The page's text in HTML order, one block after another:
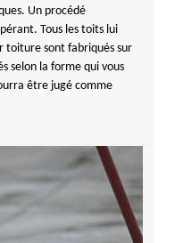
Un procédé
Tous les toits lui
toiture sont fabriqués sur
selon la forme qui vous
être jugé comme